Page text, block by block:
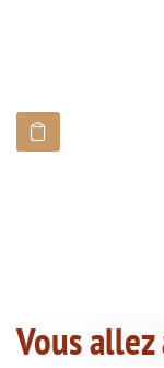
Vous